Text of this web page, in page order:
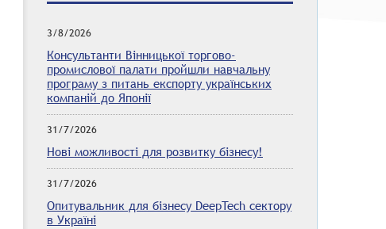
3/8/2026
Консультанти Вінницької торгово-
промислової палати пройшли навчальну
програму з питань експорту українських
компаній до Японії
31/7/2026
Нові можливості для розвитку бізнесу!
31/7/2026
Опитувальник для бізнесу DeepTech сектору
в Україні